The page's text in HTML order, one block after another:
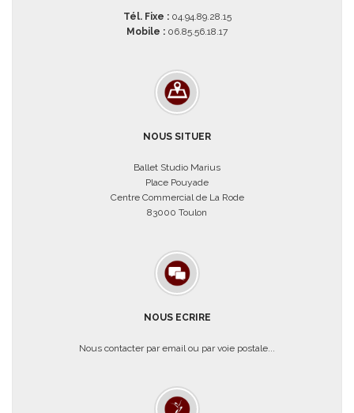
Tél. Fixe : 04.94.89.28.15
Mobile : 06.85.56.18.17
NOUS SITUER
Ballet Studio Marius
Place Pouyade
Centre Commercial de La Rode
83000 Toulon
NOUS ECRIRE
Nous contacter par email ou par voie postale...